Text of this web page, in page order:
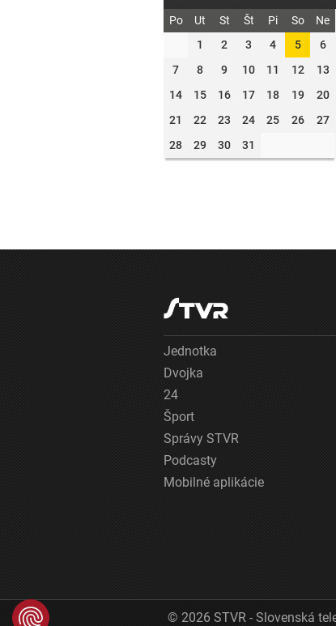
Po Ut St Št Pi So
Ne
1
2 3 4 5
6
7
8 9 10 11 12
13
14
15 16 17 18 19
20
21
22 23 24 25 26
27
28
29 30 31
Jednotka
Dvojka
24
Šport
Správy STVR
Podcasty
Mobilné aplikácie
© 2026 STVR - Slovenská